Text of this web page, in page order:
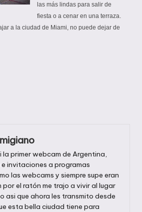
las más lindas para salir de
fiesta o a cenaren una terraza.
a la ciudad de Miami, no puede dejar de
la primer webcam de Argentina,
invitaciones a programas
las webcams y siempre supe eran
por el ratón me trajo a vivir al lugar
asi que ahora les transmito desde
esta bella ciudad tiene para